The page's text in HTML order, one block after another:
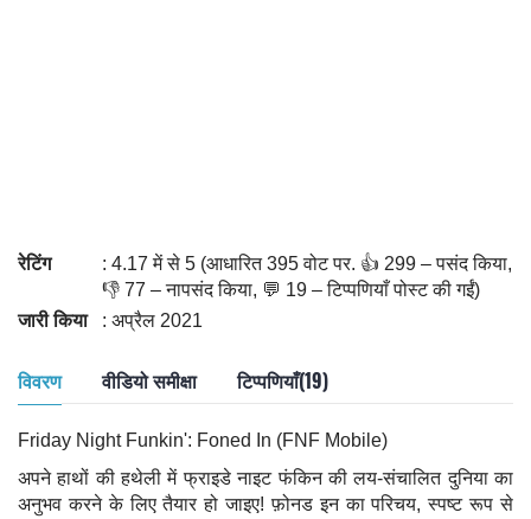
रेटिंग
: 4.17 में से 5 (आधारित 395 वोट पर. 👍 299 – पसंद किया,
👎 77 – नापसंद किया, 💬 19 – टिप्पणियाँ पोस्ट की गईं)
जारी किया
: अप्रैल 2021
विवरण वीडियो समीक्षा टिप्पणियाँ(19)
Friday Night Funkin': Foned In (FNF Mobile)
अपने हाथों की हथेली में फ्राइडे नाइट फंकिन की लय-संचालित दुनिया का
अनुभव करने के लिए तैयार हो जाइए! फ़ोनड इन का परिचय, स्पष्ट रूप से